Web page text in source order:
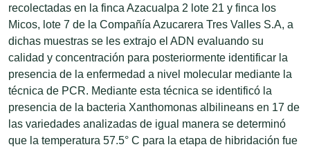
recolectadas en la finca Azacualpa 2 lote 21 y finca los
Micos, lote 7 de la Compañía Azucarera Tres Valles S.A, a
dichas muestras se les extrajo el ADN evaluando su
calidad y concentración para posteriormente identificar la
presencia de la enfermedad a nivel molecular mediante la
técnica de PCR. Mediante esta técnica se identificó la
presencia de la bacteria Xanthomonas albilineans en 17 de
las variedades analizadas de igual manera se determinó
que la temperatura 57.5° C para la etapa de hibridación fue